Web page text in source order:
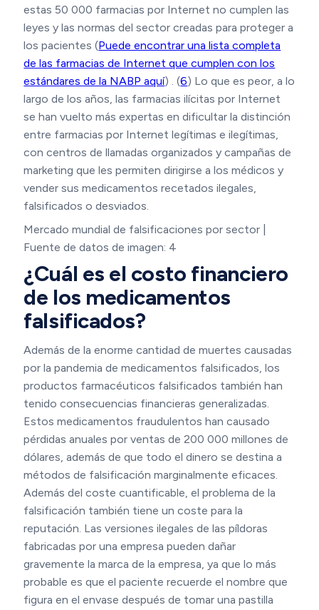
estas 50 000 farmacias por Internet no cumplen las
leyes y las normas del sector creadas para proteger a
los pacientes (Puede encontrar una lista completa
de las farmacias de Internet que cumplen con los
estándares de la NABP aquí) . (6) Lo que es peor, a lo
largo de los años, las farmacias ilícitas por Internet
se han vuelto más expertas en dificultar la distinción
entre farmacias por Internet legítimas e ilegítimas,
con centros de llamadas organizados y campañas de
marketing que les permiten dirigirse a los médicos y
vender sus medicamentos recetados ilegales,
falsificados o desviados.
Mercado mundial de falsificaciones por sector |
Fuente de datos de imagen: 4
¿Cuál es el costo financiero
de los medicamentos
falsificados?
Además de la enorme cantidad de muertes causadas
por la pandemia de medicamentos falsificados, los
productos farmacéuticos falsificados también han
tenido consecuencias financieras generalizadas.
Estos medicamentos fraudulentos han causado
pérdidas anuales por ventas de 200 000 millones de
dólares, además de que todo el dinero se destina a
métodos de falsificación marginalmente eficaces.
Además del coste cuantificable, el problema de la
falsificación también tiene un coste para la
reputación. Las versiones ilegales de las píldoras
fabricadas por una empresa pueden dañar
gravemente la marca de la empresa, ya que lo más
probable es que el paciente recuerde el nombre que
figura en el envase después de tomar una pastilla